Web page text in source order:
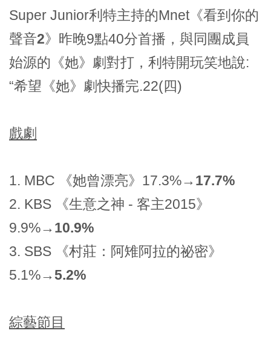
Super Junior利特主持的Mnet《看到你的
聲音2》 昨晚9點40分首播，與同團成員
始源的 《她》 劇對打，利特開玩笑地說:
“希望 《她》 劇快播完.22(四)
戲劇
1. MBC 《她曾漂亮》17.3%→17.7%
2. KBS 《生意之神 - 客主2015》
9.9%→10.9%
3. SBS 《村莊：阿雉阿拉的祕密》
5.1%→5.2%
綜藝節目